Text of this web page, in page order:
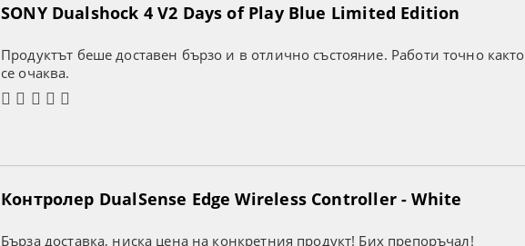
SONY Dualshock 4 V2 Days of Play Blue Limited Edition
Продуктът беше доставен бързо и в отлично състояние. Работи точно както
се очаква.
Контролер DualSense Edge Wireless Controller - White
Бърза доставка, ниска цена на конкретния продукт! Бих препоръчал!